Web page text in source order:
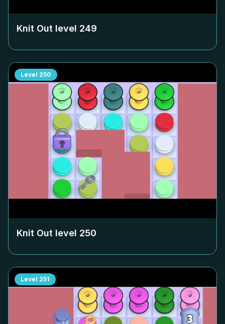
Knit Out level 249
Level 250
Knit Out level 250
Level 251